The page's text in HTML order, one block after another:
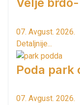
07. Avgust. 2026.
Detaljnije...
Poda park
07. Avgust. 2026.